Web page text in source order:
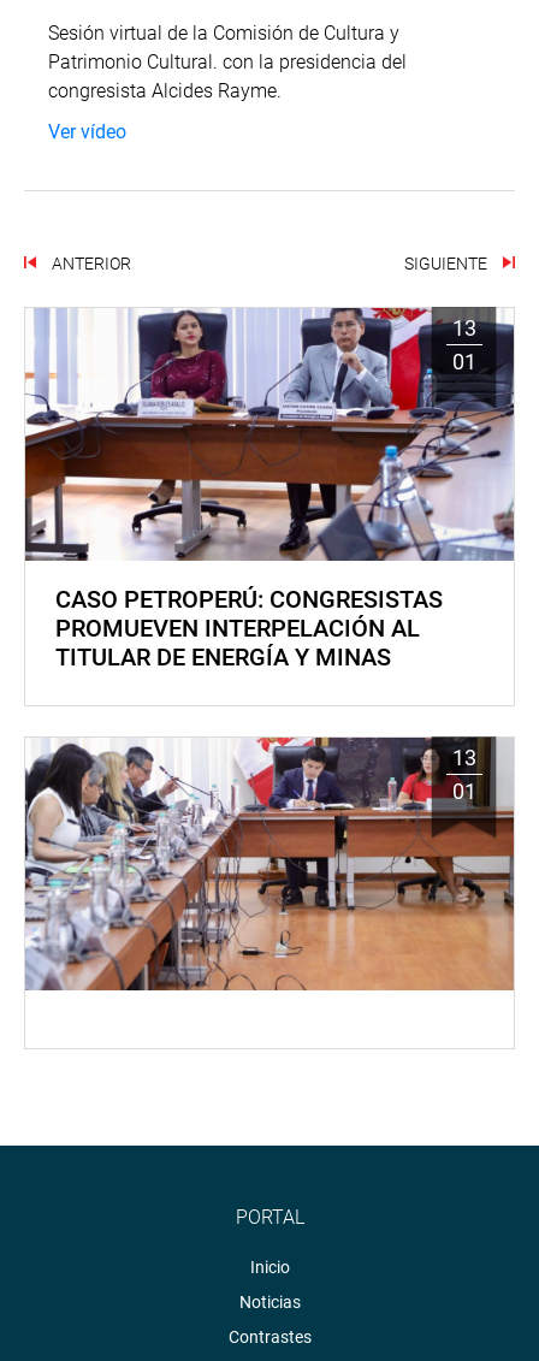
Sesión virtual de la Comisión de Cultura y
Patrimonio Cultural. con la presidencia del
congresista Alcides Rayme.
Ver vídeo
ANTERIOR SIGUIENTE
13
01
CASO PETROPERÚ: CONGRESISTAS
PROMUEVEN INTERPELACIÓN AL
TITULAR DE ENERGÍA Y MINAS
13
01
PORTAL
Inicio
Noticias
Contrastes